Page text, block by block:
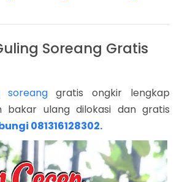
Soreang Gratis
soreanggratis ongkir lengkap
bakar ulang dilokasi dan gratis
081316128302.